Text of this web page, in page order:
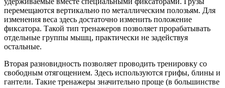
перемещаются вертикально по металлическим полозьям. Для
изменения веса здесь достаточно изменить положение
фиксатора. Такой тип тренажеров позволяет прорабатывать
отдельные группы мышц, практически не задействуя
остальные.
Вторая разновидность позволяет проводить тренировку со
свободным отягощением. Здесь используются грифы, блины и
гантели. Такие тренажеры значительно проще (в большинстве